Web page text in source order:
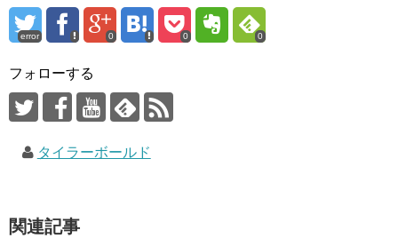
error 0 0 0
フォローする
タイラーボールド
関連記事